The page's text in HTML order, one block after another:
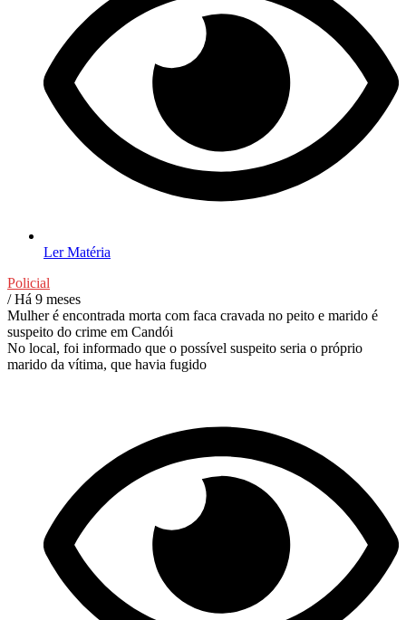
Ler Matéria
Policial
/ Há 9 meses
Mulher é encontrada morta com faca cravada no peito e marido é
suspeito do crime em Candói
No local, foi informado que o possível suspeito seria o próprio
marido da vítima, que havia fugido